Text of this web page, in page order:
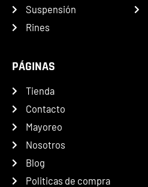
Suspensión
Rines
PÁGINAS
Tienda
Contacto
Mayoreo
Nosotros
Blog
Politicas de compra